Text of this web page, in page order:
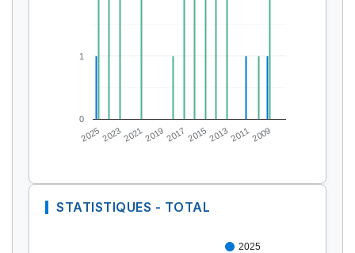
20252023202120192017 2015201320112009
0
1
STATISTIQUES - TOTAL
2025